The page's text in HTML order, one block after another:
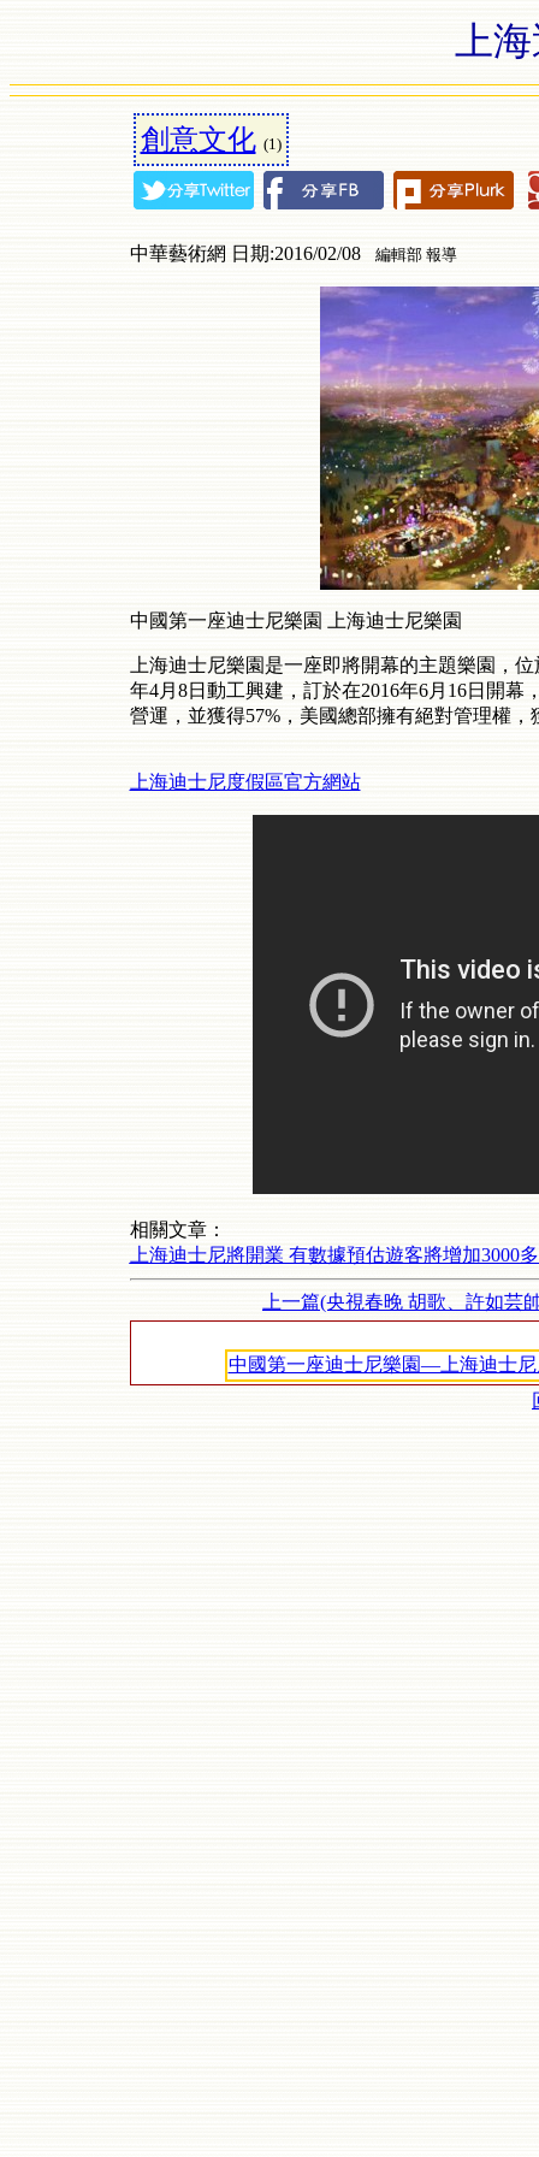
上
創意文化 (1)
中華藝術網 日期:2016/02/08 編輯部 報導
中國第一座迪士尼樂園 上海迪士尼樂園
上海迪士尼樂園是一座即將開幕的主題樂園，
年4月 8日動工興建，訂於在2016年6月 16日開幕
營運，並獲得57%，美國總部擁有絕對管理權，
上海迪士尼度假區官方網站
相關文章：
上海迪士尼將開業 有數據預估遊客將增加3000
上一篇(央視春晚 胡歌、許如芸
中國第一座迪士尼樂園—上海迪士尼